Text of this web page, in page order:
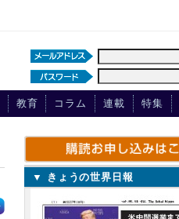
教育 コラム 連載 特集
▼ きょうの世界日報